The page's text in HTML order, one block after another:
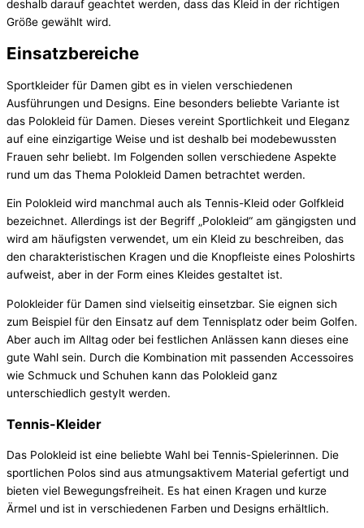
deshalb darauf geachtet werden, dass das Kleid in der richtigen
Größe gewählt wird.
Einsatzbereiche
Sportkleider für Damen gibt es in vielen verschiedenen
Ausführungen und Designs. Eine besonders beliebte Variante ist
das Polokleid für Damen. Dieses vereint Sportlichkeit und Eleganz
auf eine einzigartige Weise und ist deshalb bei modebewussten
Frauen sehr beliebt. Im Folgenden sollen verschiedene Aspekte
rund um das Thema Polokleid Damen betrachtet werden.
Ein Polokleid wird manchmal auch als Tennis-Kleid oder Golfkleid
bezeichnet. Allerdings ist der Begriff „Polokleid“ am gängigsten und
wird am häufigsten verwendet, um ein Kleid zu beschreiben, das
den charakteristischen Kragen und die Knopfleiste eines Poloshirts
aufweist, aber in der Form eines Kleides gestaltet ist.
Polokleider für Damen sind vielseitig einsetzbar. Sie eignen sich
zum Beispiel für den Einsatz auf dem Tennisplatz oder beim Golfen.
Aber auch im Alltag oder bei festlichen Anlässen kann dieses eine
gute Wahl sein. Durch die Kombination mit passenden Accessoires
wie Schmuck und Schuhen kann das Polokleid ganz
unterschiedlich gestylt werden.
Tennis-Kleider
Das Polokleid ist eine beliebte Wahl bei Tennis-Spielerinnen. Die
sportlichen Polos sind aus atmungsaktivem Material gefertigt und
bieten viel Bewegungsfreiheit. Es hat einen Kragen und kurze
Ärmel und ist in verschiedenen Farben und Designs erhältlich.